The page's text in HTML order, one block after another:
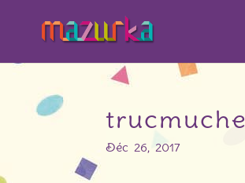
trucmuche
Déc 26, 2017